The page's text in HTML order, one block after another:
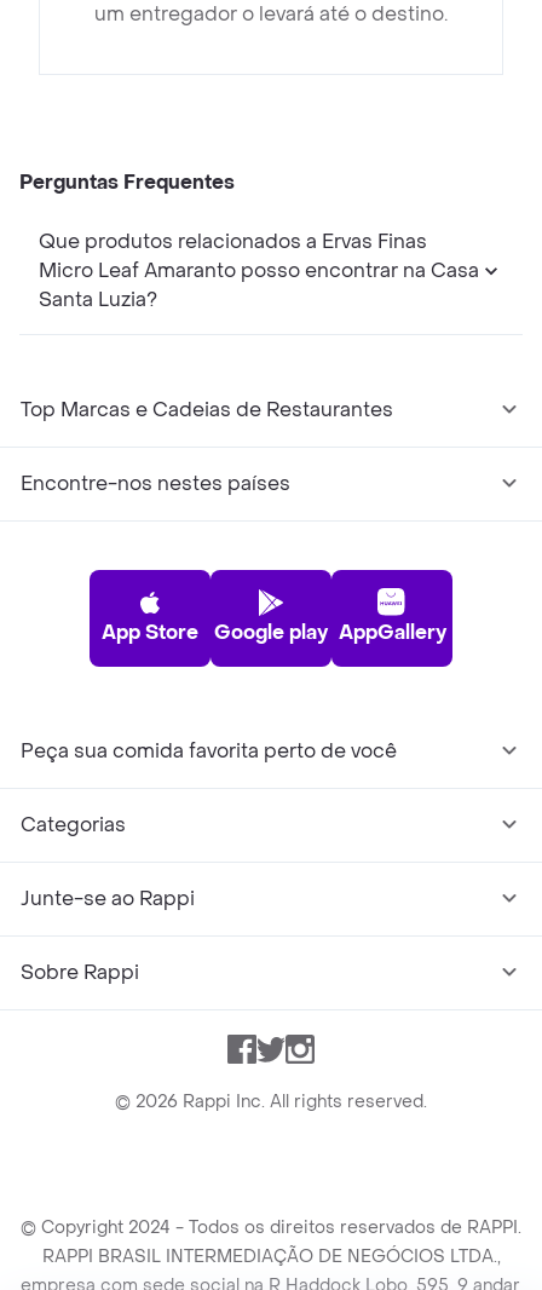
um entregador o levará até o destino.
Perguntas Frequentes
Que produtos relacionados a Ervas Finas
Micro Leaf Amaranto posso encontrar na Casa
Santa Luzia?
Top Marcas e Cadeias de Restaurantes
Encontre-nos nestes países
App Store Google play AppGallery
Peça sua comida favorita perto de você
Categorias
Junte-se ao Rappi
Sobre Rappi
Facebook
TwitterInstagram
© 2026 Rappi Inc. All rights reserved.
© Copyright 2024 - Todos os direitos reservados de RAPPI.
RAPPI BRASIL INTERMEDIAÇÃO DE NEGÓCIOS LTDA.,